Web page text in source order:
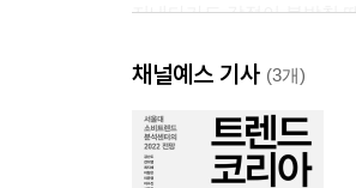
지내다가도 감정이 북받칠
낮추는 것과 겸손함의 차
3. 눈물과 후회의 사랑이 나
채널예스 기사 (3개)